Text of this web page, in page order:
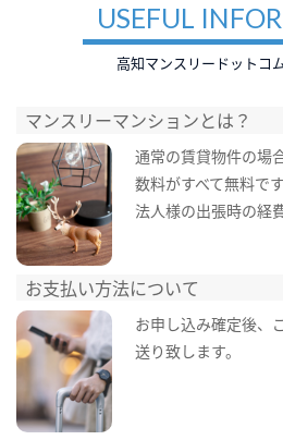
USEFUL
高知マンスリードットコ
マンスリーマンションとは？
通常の賃貸物件の場
数料がすべて無料で
法人様の出張時の経
お支払い方法について
お申し込み確定後、
送り致します。